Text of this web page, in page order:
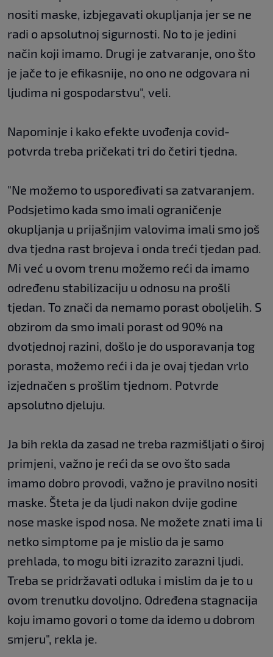
nositi maske, izbjegavati okupljanja jer se ne
radi o apsolutnoj sigurnosti. No to je jedini
način koji imamo. Drugi je zatvaranje, ono što
je jače to je efikasnije, no ono ne odgovara ni
ljudima ni gospodarstvu", veli.
Napominje i kako efekte uvođenja covid-
potvrda treba pričekati tri do četiri tjedna.
"Ne možemo to uspoređivati sa zatvaranjem.
Podsjetimo kada smo imali ograničenje
okupljanja u prijašnjim valovima imali smo još
dva tjedna rast brojeva i onda treći tjedan pad.
Mi već u ovom trenu možemo reći da imamo
određenu stabilizaciju u odnosu na prošli
tjedan. To znači da nemamo porast oboljelih. S
obzirom da smo imali porast od 90% na
dvotjednoj razini, došlo je do usporavanja tog
porasta, možemo reći i da je ovaj tjedan vrlo
izjednačen s prošlim tjednom. Potvrde
apsolutno djeluju.
Ja bih rekla da zasad ne treba razmišljati o široj
primjeni, važno je reći da se ovo što sada
imamo dobro provodi, važno je pravilno nositi
maske. Šteta je da ljudi nakon dvije godine
nose maske ispod nosa. Ne možete znati ima li
netko simptome pa je mislio da je samo
prehlada, to mogu biti izrazito zarazni ljudi.
Treba se pridržavati odluka i mislim da je to u
ovom trenutku dovoljno. Određena stagnacija
koju imamo govori o tome da idemo u dobrom
smjeru", rekla je.